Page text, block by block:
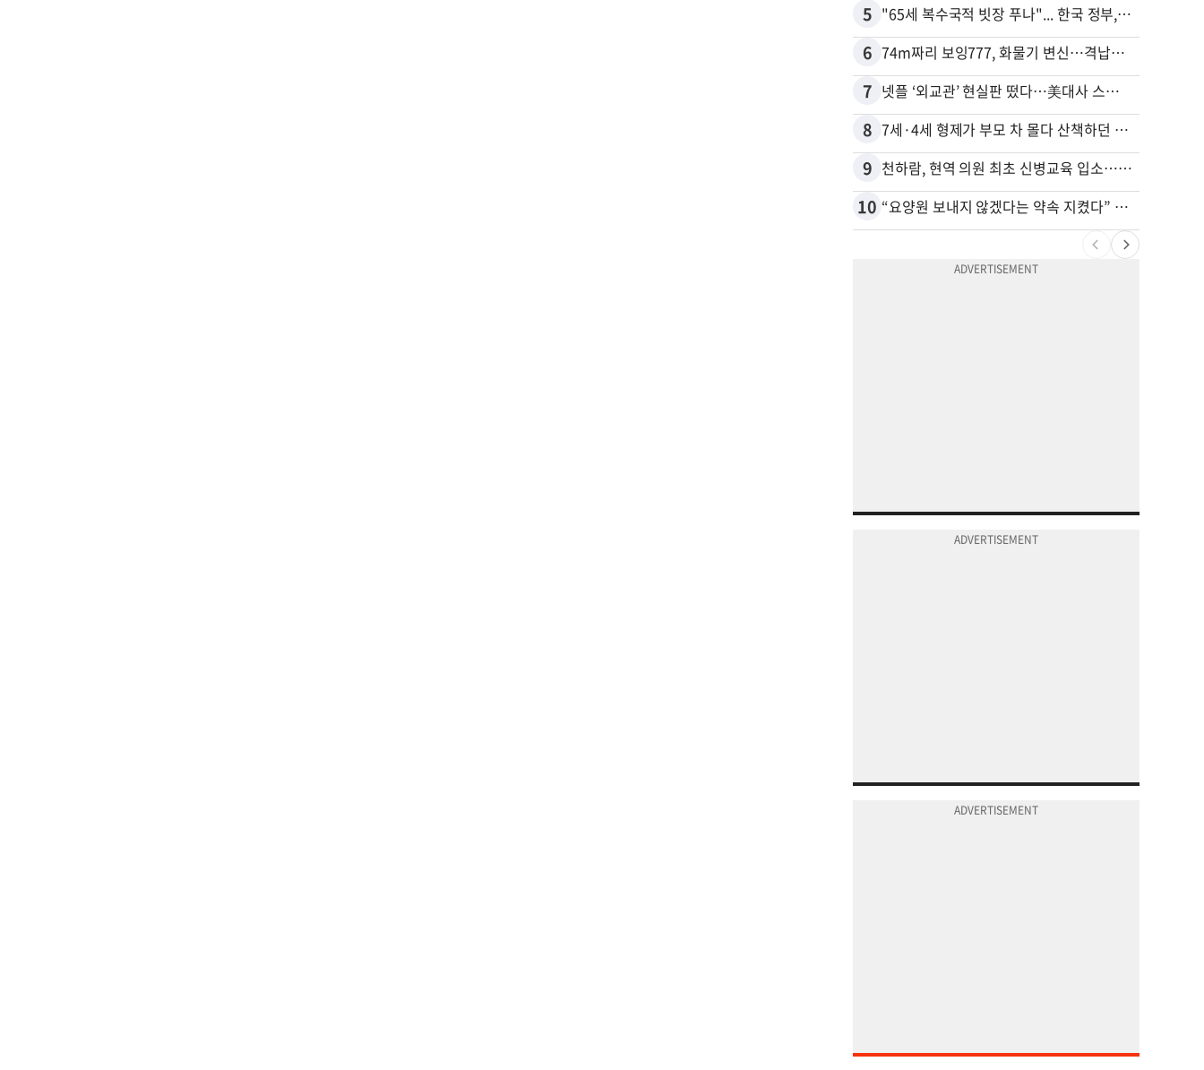
5 "65세 복수국적 빗장 푸나"... 한국 정부, 연령 완화 전면 추진
6 74m짜리 보잉777, 화물기 변신…격납고서 ‘보물’ 찾는 인천공항
7 넷플 ‘외교관’ 현실판 떴다…美대사 스틸 지키는 ‘신 스틸러’
8 7세·4세 형제가 부모 차 몰다 산책하던 여성 들이받아
9 천하람, 현역 의원 최초 신병교육 입소…논산서 2박3일 생활
10 “요양원 보내지 않겠다는 약속 지켰다” 91세 남성, 아내 살해 혐의